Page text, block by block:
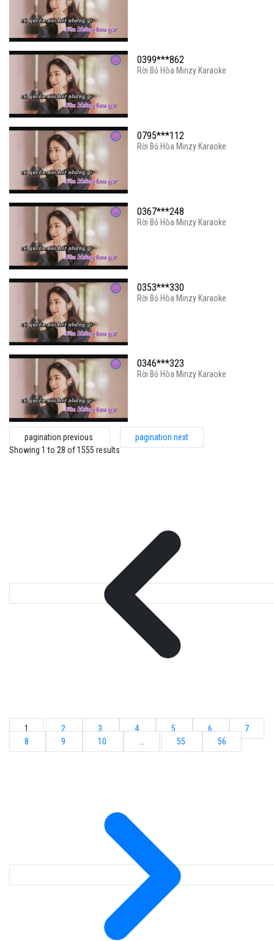
0399***862
Rời Bỏ Hòa Minzy Karaoke
0795***112
Rời Bỏ Hòa Minzy Karaoke
0367***248
Rời Bỏ Hòa Minzy Karaoke
0353***330
Rời Bỏ Hòa Minzy Karaoke
0346***323
Rời Bỏ Hòa Minzy Karaoke
pagination.previous
pagination.next
Showing1to28of1555results
1 2 3 4 5 6
7
8
9 10 55 56